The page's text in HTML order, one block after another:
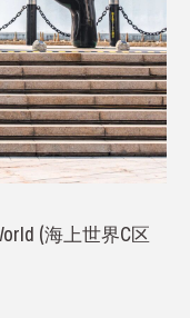
(海上世界C区